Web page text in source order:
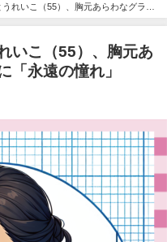
うれいこ（55）、胸元あらわなグラビ
いこ（55）、胸元あ
「永遠の憧れ」